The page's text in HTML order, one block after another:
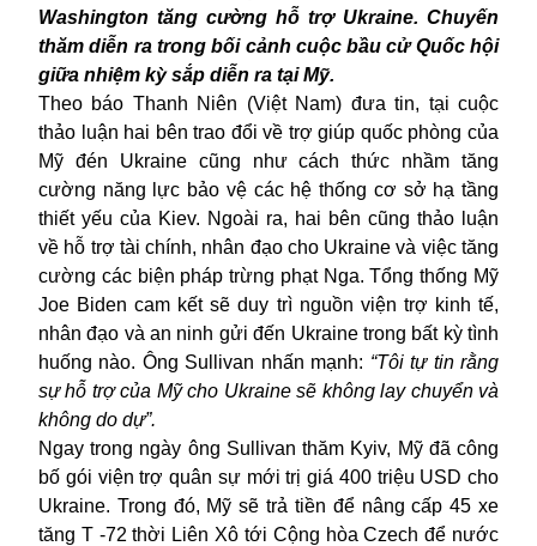
Washington tăng cường hỗ trợ Ukraine. Chuyến
thăm diễn ra trong bối cảnh cuộc bầu cử Quốc hội
giữa nhiệm kỳ sắp diễn ra tại Mỹ.
Theo báo Thanh Niên (Việt Nam) đưa tin, tại cuộc
thảo luận hai bên trao đổi về trợ giúp quốc phòng của
Mỹ đén Ukraine cũng như cách thức nhầm tăng
cường năng lực bảo vệ các hệ thống cơ sở hạ tầng
thiết yếu của Kiev. Ngoài ra, hai bên cũng thảo luận
về hỗ trợ tài chính, nhân đạo choUkraine và việc tăng
cường các biện pháp trừng phạt Nga.Tổng thống Mỹ
Joe Biden cam kết sẽ duy trì nguồn viện trợ kinh tế,
nhân đạo và an ninh gửi đến Ukraine trong bất kỳ tình
huống nào. Ông Sullivan nhấn mạnh: “Tôi tự tin rằng
sự hỗ trợ của Mỹ cho Ukraine sẽ không lay chuyển và
không do dự”.
Ngay trong ngày ông Sullivan thăm Kyiv, Mỹ đã công
bố gói viện trợ quân sự mới trị giá 400 triệu USD cho
Ukraine. Trong đó, Mỹ sẽ trả tiền để nâng cấp 45 xe
tăng T -72 thời Liên Xô tới Cộng hòa Czech để nước